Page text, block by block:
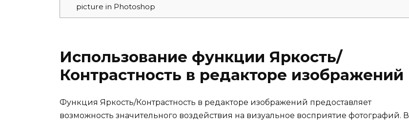
picture in Photoshop
Использование функции Яркость/
Контрастность в редакторе изображений
Функция Яркость/Контрастность в редакторе изображений предоставляет
возможность значительного воздействия на визуальное восприятие фотографий. В